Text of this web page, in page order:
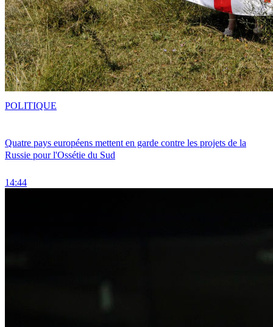
Quatre pays européens mettent en garde contre les projets de la
Russie pour l'Ossétie du Sud
14:44
POLITIQUE